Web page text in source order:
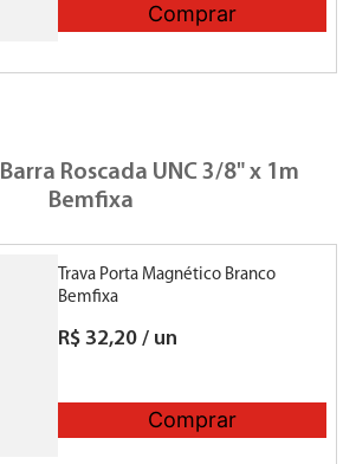
Comprar
Barra Roscada UNC 3/8" x 1m
Bemfixa
Trava Porta Magnético Branco
Bemfixa
R$ 32,20 / un
Comprar